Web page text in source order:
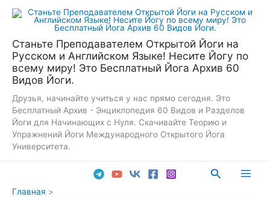
Перейти
Станьте Преподавателем Открытой Йоги на
Русском и Английском Языке! Несите Йогу по
всему миру! Это Бесплатный Йога Архив 60
Видов Йоги.
Друзья, начинайте учиться у нас прямо сегодня. Это
Бесплатный Архив - Энциклопедия 60 Видов и Разделов
Йоги для Начинающих с Нуля. Скачивайте Теорию и
Упражнений Йоги Международного Открытого Йога
Университета.
Поиск
Главная